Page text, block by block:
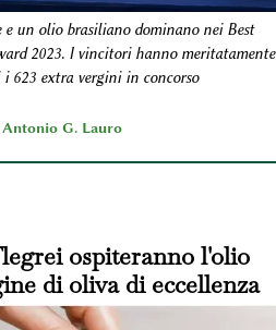
e un olio brasiliano dominano nei Best
2023. I vincitori hanno meritatamente
623 extra vergini in concorso
Antonio G. Lauro
ospiteranno l'olio
di oliva di eccellenza